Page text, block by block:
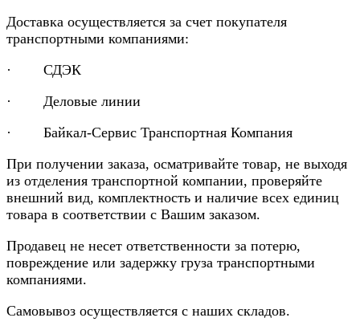
Доставка осуществляется за счет покупателя
транспортными компаниями:
· СДЭК
· Деловые линии
· Байкал-Сервис Транспортная Компания
При получении заказа, осматривайте товар, не выходя
из отделения транспортной компании, проверяйте
внешний вид, комплектность и наличие всех единиц
товара в соответствии с Вашим заказом.
Продавец не несет ответственности за потерю,
повреждение или задержку груза транспортными
компаниями.
Самовывоз осуществляется с наших складов.